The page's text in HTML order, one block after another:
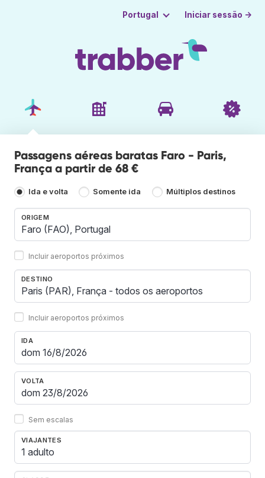
Portugal Iniciar sessão →
Passagens aéreas baratas Faro - Paris,
França a partir de 68 €
Ida e volta Somente ida Múltiplos destinos
ORIGEM
Incluir aeroportos próximos
DESTINO
Incluir aeroportos próximos
IDA
VOLTA
Sem escalas
VIAJANTES
1 adulto